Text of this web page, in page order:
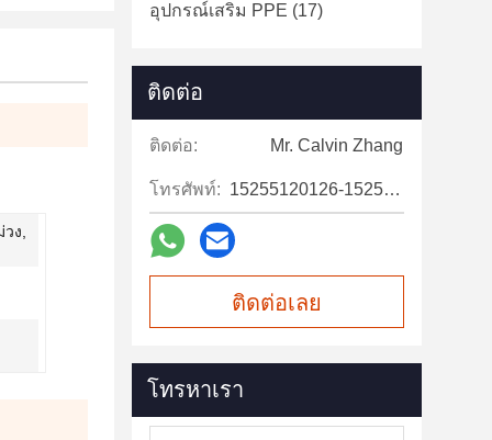
ง,
อุปกรณ์เสริม PPE (17)
ติดต่อ
ติดต่อ: Mr. Calvin Zhang
โทรศัพท์: 15255120126-15255120126
ติดต่อเลย
โทรหาเรา